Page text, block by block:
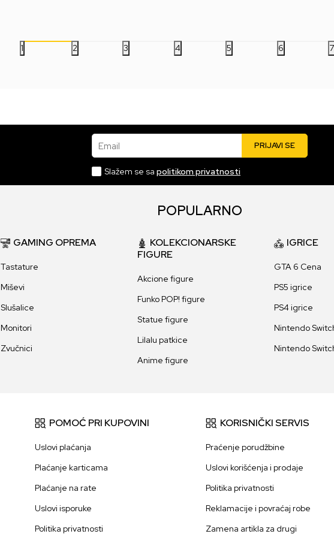
1 2 3 4 5 6 7
Email PRIJAVI SE
Slažem se sa politikom privatnosti
POPULARNO
GAMING OPREMA
Tastature
Miševi
Slušalice
Monitori
Zvučnici
KOLEKCIONARSKE
FIGURE
Akcione figure
Funko POP! figure
Statue figure
Lilalu patkice
Anime figure
IGRICE
GTA 6 Cena
PS5 igrice
PS4 igrice
Nintendo
Nintendo
POMOĆ PRI KUPOVINI
Uslovi plaćanja
Plaćanje karticama
Plaćanje na rate
Uslovi isporuke
Politika privatnosti
KORISNIČKI SERVIS
Praćenje porudžbine
Uslovi korišćenja i prodaje
Politika privatnosti
Reklamacije i povraćaj robe
Zamena artikla za drugi